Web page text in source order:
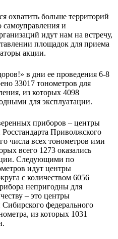
охватить больше территорий
и
идут нам на встречу,
площадок для приема
акции.
в дни ее проведения 6-8
33017 тонометров для
из которых 4098
для эксплуатации.
приборов – центры
Приволжского
числа всех тонометров ими
всего 1273 оказались
Следующими по
идут центры
с количеством 6056
непригодны для
– это центры
федерального
из которых 1031